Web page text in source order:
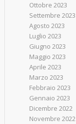
Ottobre 2023
Settembre 2023
Agosto 2023
Luglio 2023
Giugno 2023
Maggio 2023
Aprile 2023
Marzo 2023
Febbraio 2023
Gennaio 2023
Dicembre 2022
Novembre 2022